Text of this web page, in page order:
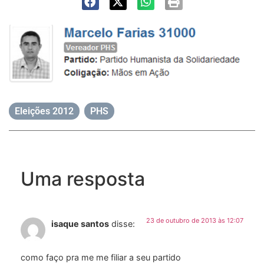
Eleições 2012 PHS
Uma resposta
isaque santos disse: 23 de outubro de 2013 às 12:07
como faço pra me me filiar a seu partido